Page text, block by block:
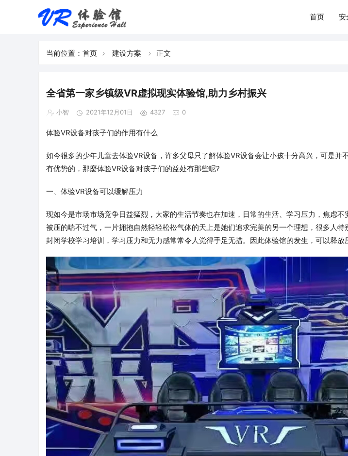
首页 安
当前位置： 首页 建设方案 正文
全省第一家乡镇级VR虚拟现实体验馆,助力乡村振兴
小智 2021年12月01日 4327 0
体验VR设备对孩子们的作用有什么
如今很多的少年儿童去体验VR设备，许多父母只了解体验VR设备会让小孩十分高兴，可是并
有优势的，那麼体验VR设备对孩子们的益处有那些呢?
一、体验VR设备可以缓解压力
现如今是市场市场竞争日益猛烈，大家的生活节奏也在加速，日常的生活、学习压力，焦虑
被压的喘不过气，一片拥抱自然轻轻松松气体的天上是她们追求完美的另一个理想，很多人
封闭学校学习培训，学习压力和无力感常常令人觉得手足无措。因此体验馆的发生，可以释